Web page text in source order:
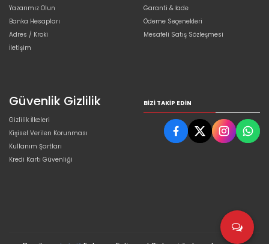
Yazarımız Olun
Banka Hesapları
Adres / Kroki
İletişim
Garanti & İade
Ödeme Seçenekleri
Mesafeli Satış Sözleşmesi
Güvenlik Gizlilik
Gizlilik İlkeleri
Kişisel Verilen Korunması
Kullanım Şartları
Kredi Kartı Güvenliği
BIZI TAKIP EDIN